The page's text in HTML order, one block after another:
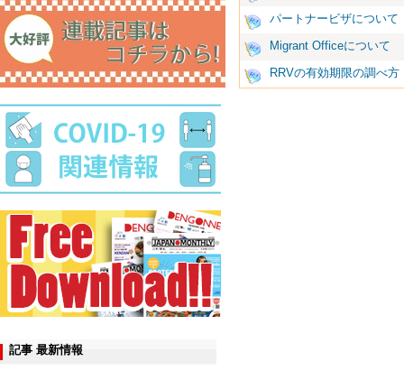
記事 最新情報
パートナービザについて
Migrant Officeについて
RRVの有効期限の調べ方